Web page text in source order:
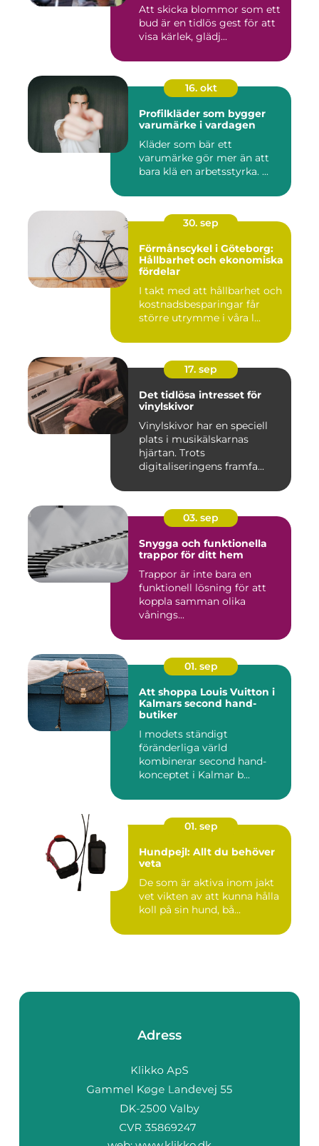
Att skicka blommor som ett
bud är en tidlös gest för att
visa kärlek, glädj...
16. okt
Profilkläder som bygger
varumärke i vardagen
Kläder som bär ett
varumärke gör mer än att
bara klä en arbetsstyrka. ...
30. sep
Förmånscykel i Göteborg:
Hållbarhet och ekonomiska
fördelar
I takt med att hållbarhet och
kostnadsbesparingar får
större utrymme i våra l...
17. sep
Det tidlösa intresset för
vinylskivor
Vinylskivor har en speciell
plats i musikälskarnas
hjärtan. Trots
digitaliseringens framfa...
03. sep
Snygga och funktionella
trappor för ditt hem
Trappor är inte bara en
funktionell lösning för att
koppla samman olika
vånings...
01. sep
Att shoppa Louis Vuitton i
Kalmars second hand-
butiker
I modets ständigt
föränderliga värld
kombinerar second hand-
konceptet i Kalmar b...
01. sep
Hundpejl: Allt du behöver
veta
De som är aktiva inom jakt
vet vikten av att kunna hålla
koll på sin hund, bå...
Adress